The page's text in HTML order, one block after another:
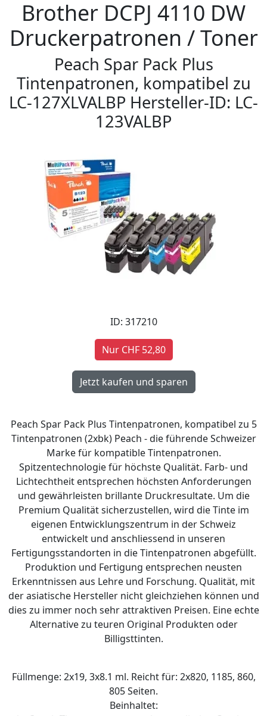
Brother DCPJ 4110 DW
Druckerpatronen / Toner
Peach Spar Pack Plus
Tintenpatronen, kompatibel zu
LC-127XLVALBP Hersteller-ID: LC-
123VALBP
ID: 317210
Nur CHF 52,80
Peach Spar Pack Plus Tintenpatronen, kompatibel zu 5
Tintenpatronen (2xbk) Peach - die führende Schweizer
Marke für kompatible Tintenpatronen.
Spitzentechnologie für höchste Qualität. Farb- und
Lichtechtheit entsprechen höchsten Anforderungen
und gewährleisten brillante Druckresultate. Um die
Premium Qualität sicherzustellen, wird die Tinte im
eigenen Entwicklungszentrum in der Schweiz
entwickelt und anschliessend in unseren
Fertigungsstandorten in die Tintenpatronen abgefüllt.
Produktion und Fertigung entsprechen neusten
Erkenntnissen aus Lehre und Forschung. Qualität, mit
der asiatische Hersteller nicht gleichziehen können und
dies zu immer noch sehr attraktiven Preisen. Eine echte
Alternative zu teuren Original Produkten oder
Billigsttinten.
Füllmenge: 2x19, 3x8.1 ml. Reicht für: 2x820, 1185, 860,
805 Seiten.
Beinhaltet: